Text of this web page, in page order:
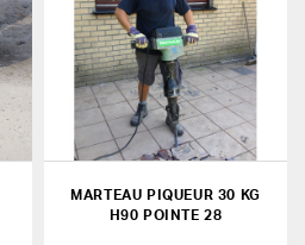
MARTEAU PIQUEUR 30 KG
H90 POINTE 28